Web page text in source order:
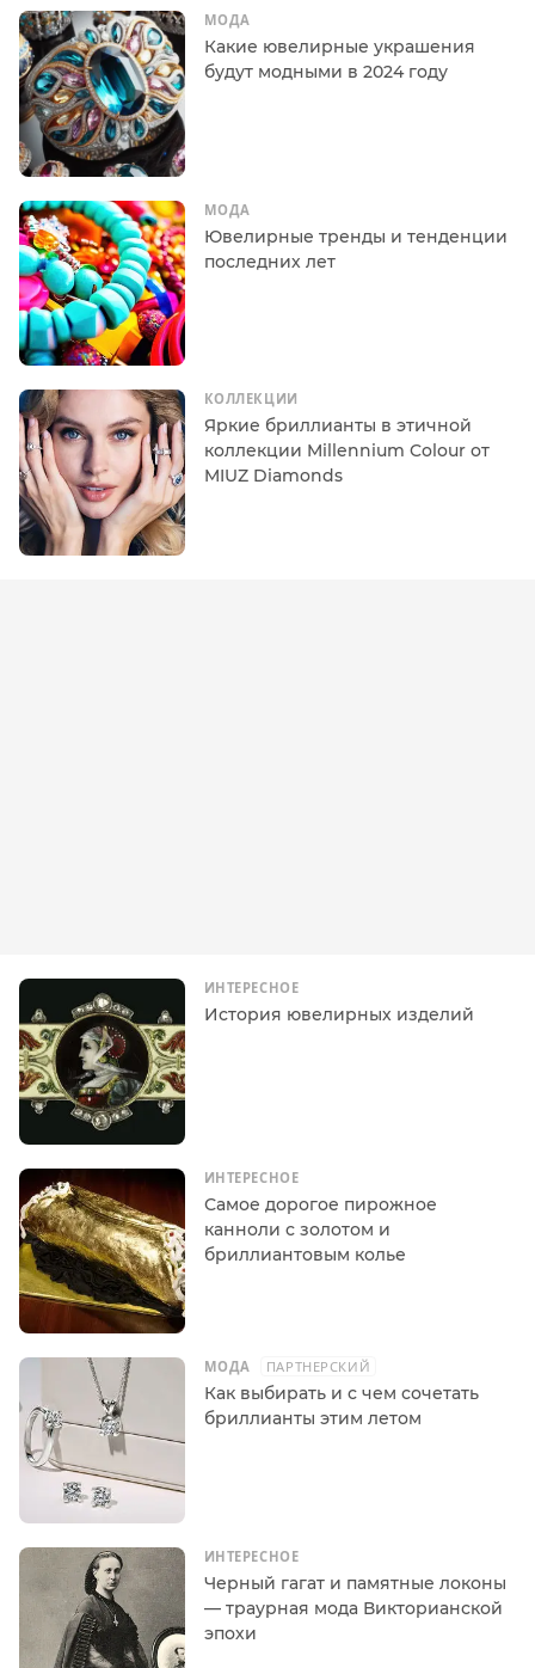
МОДА
Какие ювелирные украшения
будут модными в 2024 году
МОДА
Ювелирные тренды и тенденции
последних лет
КОЛЛЕКЦИИ
Яркие бриллианты в этичной
коллекции Millennium Colour от
MIUZ Diamonds
ИНТЕРЕСНОЕ
История ювелирных изделий
ИНТЕРЕСНОЕ
Самое дорогое пирожное
канноли с золотом и
бриллиантовым колье
МОДА ПАРТНЕРСКИЙ
Как выбирать и с чем сочетать
бриллианты этим летом
ИНТЕРЕСНОЕ
Черный гагат и памятные локоны
— траурная мода Викторианской
эпохи